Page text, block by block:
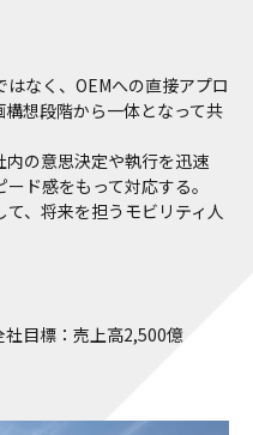
なく、OEMへの直接アプロ
想段階から一体となって共
内の意思決定や執行を迅速
ド感をもって対応する。
、将来を担うモビリティ人
社目標：売上高2,500億